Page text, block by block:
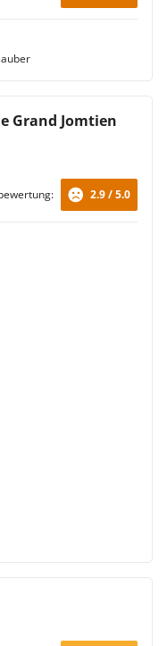
Grand Jomtien
2.9 / 5.0